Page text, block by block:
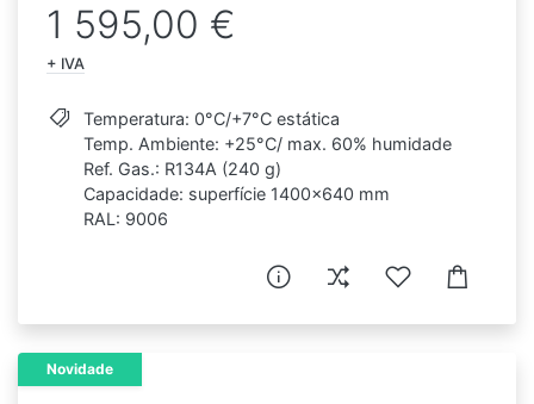
1 595,00 €
+ IVA
Temperatura: 0°C/+7°C estática
Temp. Ambiente: +25°C/ max. 60% humidade
Ref. Gas.: R134A (240 g)
Capacidade: superfície 1400x640 mm
RAL: 9006
Novidade